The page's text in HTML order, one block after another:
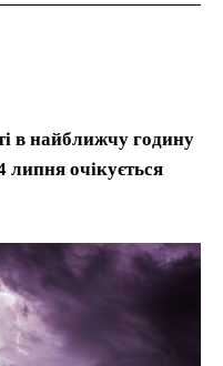
в найближчу годину
липня очікується